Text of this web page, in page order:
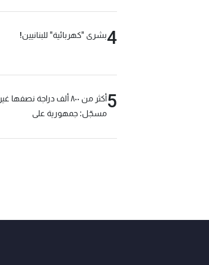
4بشرى "كهربائية" للبنانيين!
5
أكثر من ٨٠٠ ألف دراجة نصفها غير
مسجّل: جمهورية على